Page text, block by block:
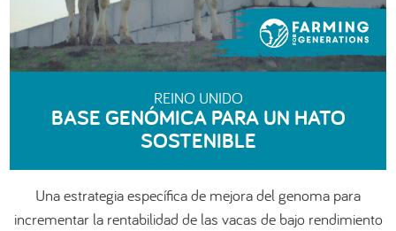
РУССКИЙ ROMÂNĂ PORTUGUÊS
ESPAÑOL ENGLISH DEUTSCH
العربية
REINO UNIDO
BASE GENÓMICA PARA UN HATO
SOSTENIBLE
Una estrategia específica de mejora del genoma para
incrementar la rentabilidad de las vacas de bajo rendimiento